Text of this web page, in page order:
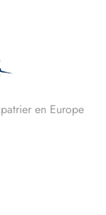
en Europe